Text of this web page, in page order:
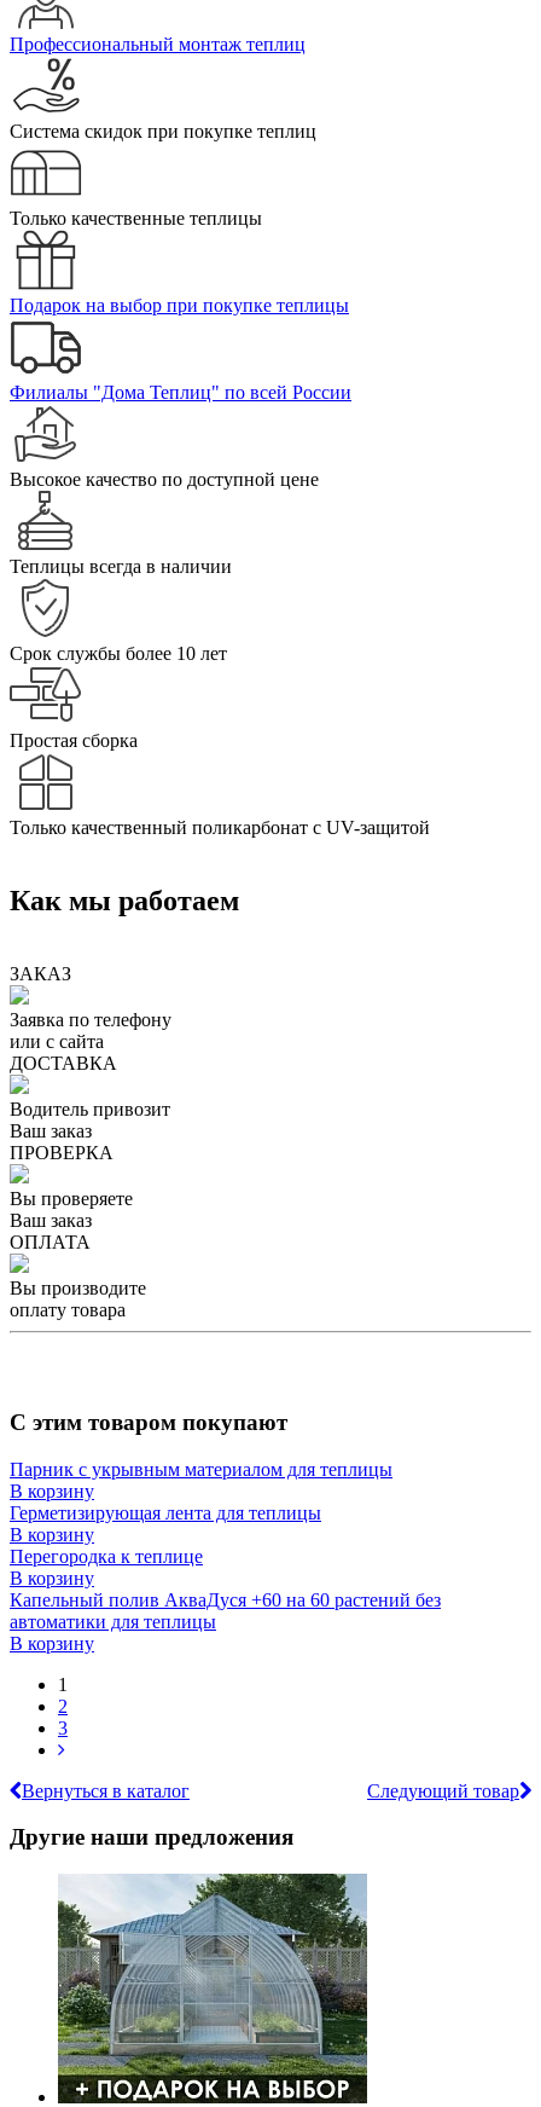
Профессиональный монтаж теплиц
Система скидок при покупке теплиц
Только качественные теплицы
Подарок на выбор при покупке теплицы
Филиалы "Дома Теплиц" по всей России
Высокое качество по доступной цене
Теплицы всегда в наличии
Срок службы более 10 лет
Простая сборка
Только качественный поликарбонат с UV-защитой
Как мы работаем
ЗАКАЗ
Заявка по телефону
или с сайта
ДОСТАВКА
Водитель привозит
Ваш заказ
ПРОВЕРКА
Вы проверяете
Ваш заказ
ОПЛАТА
Вы производите
оплату товара
С этим товаром покупают
Парник с укрывным материалом для теплицы
В корзину
Герметизирующая лента для теплицы
В корзину
Перегородка к теплице
В корзину
Капельный полив АкваДуся +60 на 60 растений без
автоматики для теплицы
В корзину
1
2
3
Вернуться в каталог Следующий товар
Другие наши предложения